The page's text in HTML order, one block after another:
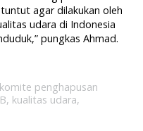
agar dilakukan oleh
udara di Indonesia
pungkas Ahmad.
komite penghapusan
, kualitas udara,